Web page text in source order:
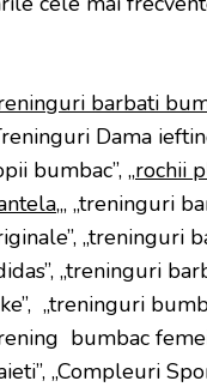
barbati
Dama
bumbac”, „rochii
„, „treninguri
„treninguri
„treninguri
„treninguri
bumbac
„Compleuri